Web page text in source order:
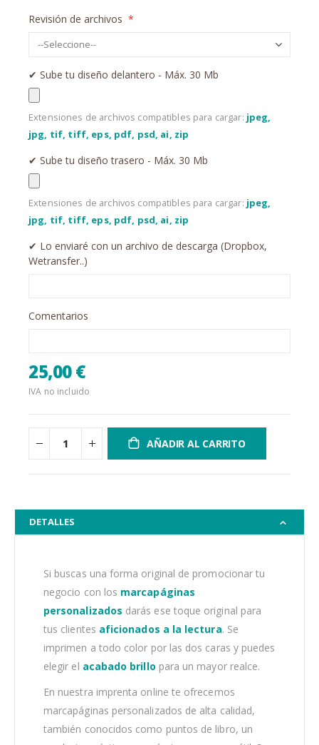
Revisión de archivos
✔︎ Sube tu diseño delantero - Máx. 30 Mb
Extensiones de archivos compatibles para cargar: jpeg,
jpg, tif, tiff, eps, pdf, psd, ai, zip
✔︎ Sube tu diseño trasero - Máx. 30 Mb
Extensiones de archivos compatibles para cargar: jpeg,
jpg, tif, tiff, eps, pdf, psd, ai, zip
✔︎ Lo enviaré con un archivo de descarga (Dropbox,
Wetransfer..)
Comentarios
25,00 €
IVA no incluido
AÑADIR AL CARRITO
DETALLES
Si buscas una forma original de promocionar tu
negocio con los marcapáginas
personalizados darás ese toque original para
tus clientes aficionados a la lectura. Se
imprimen a todo color por las dos caras y puedes
elegir el acabado brillo para un mayor realce.
En nuestra imprenta online te ofrecemos
marcapáginas personalizados de alta calidad,
también conocidos como puntos de libro, un